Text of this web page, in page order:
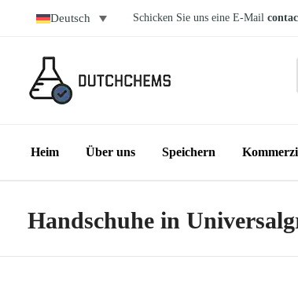
Deutsch Schicken Sie uns eine E-Mail
Heim Über uns Speichern
Handschuhe in